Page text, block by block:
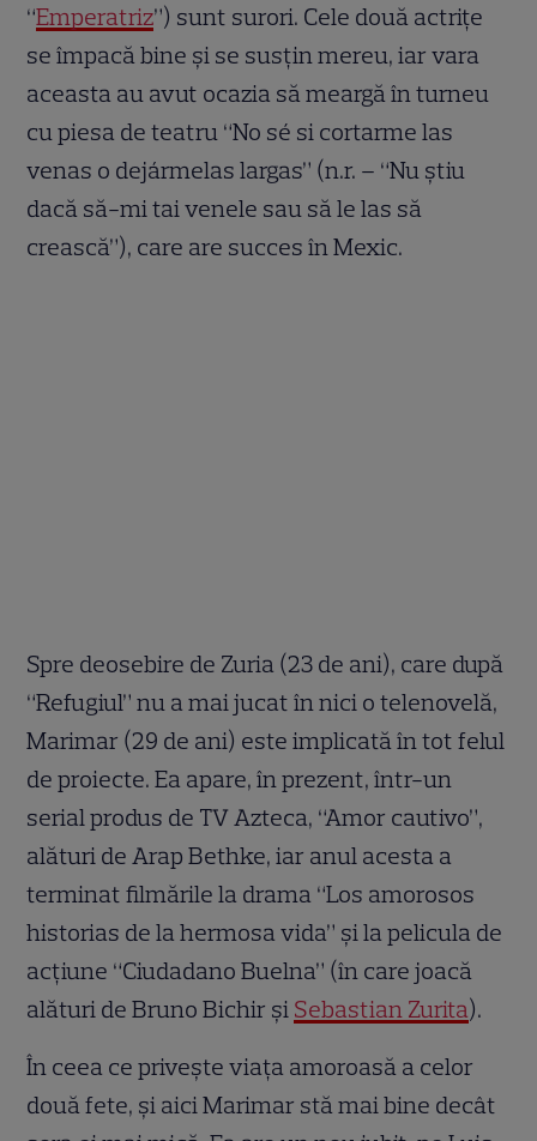
“Emperatriz”) sunt surori. Cele două actriţe
se împacă bine şi se susţin mereu, iar vara
aceasta au avut ocazia să meargă în turneu
cu piesa de teatru “No sé si cortarme las
venas o dejármelas largas” (n.r. – “Nu ştiu
dacă să-mi tai venele sau să le las să
crească”), care are succes în Mexic.
Spre deosebire de Zuria (23 de ani), care după
“Refugiul” nu a mai jucat în nici o telenovelă,
Marimar (29 de ani) este implicată în tot felul
de proiecte. Ea apare, în prezent, într-un
serial produs de TV Azteca, “Amor cautivo”,
alături de Arap Bethke, iar anul acesta a
terminat filmările la drama “Los amorosos
historias de la hermosa vida” şi la pelicula de
acţiune “Ciudadano Buelna” (în care joacă
alături de Bruno Bichir şi Sebastian Zurita).
În ceea ce priveşte viaţa amoroasă a celor
două fete, şi aici Marimar stă mai bine decât